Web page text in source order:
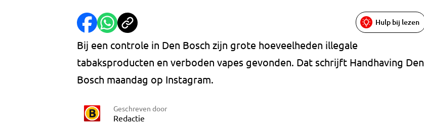
Hulp bij lezen
Bij een controle in Den Bosch zijn grote hoeveelheden illegale
tabaksproducten en verboden vapes gevonden. Dat schrijft Handhaving Den
Bosch maandag op Instagram.
Geschreven door
Redactie